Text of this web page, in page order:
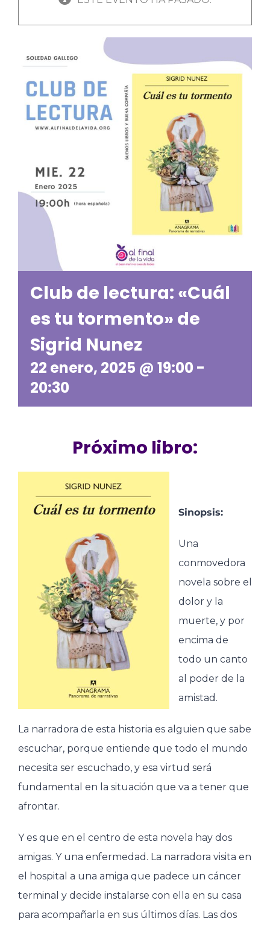
Club de lectura: «Cuál
es tu tormento» de
Sigrid Nunez
22 enero, 2025 @ 19:00 -
20:30
Próximo libro:
Sinopsis:
Una
conmovedora
novela sobre el
dolor y la
muerte, y por
encima de
todo un canto
al poder de la
amistad.
La narradora de esta historia es alguien que sabe
escuchar, porque entiende que todo el mundo
necesita ser escuchado, y esa virtud será
fundamental en la situación que va a tener que
afrontar.
Y es que en el centro de esta novela hay dos
amigas. Y una enfermedad. La narradora visita en
el hospital a una amiga que padece un cáncer
terminal y decide instalarse con ella en su casa
para acompañarla en sus últimos días. Las dos